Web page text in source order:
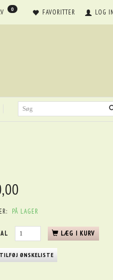
FAVORITTER LOG
0
PÅ LAGER
LÆG I KURV
TILFØJ ØNSKELISTE